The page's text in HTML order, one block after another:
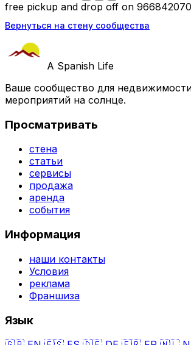
free pickup and drop off on
Вернуться на стену сообщества
A Spanish Life
Ваше сообщество для
мероприятий на солнце.
Просматривать
стена
статьи
сервисы
продажа
аренда
события
Информация
наши контакты
Условия
реклама
Франшиза
Язык